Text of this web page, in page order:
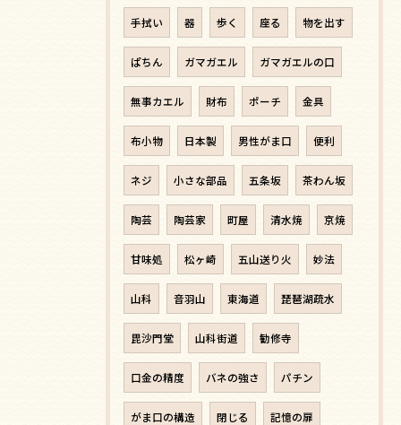
手拭い 器 歩く 座る 物を出す
ぱちん ガマガエル ガマガエルの口
無事カエル 財布 ポーチ 金具
布小物 日本製 男性がま口 便利
ネジ 小さな部品 五条坂 茶わん坂
陶芸 陶芸家 町屋 清水焼 京焼
甘味処 松ヶ崎 五山送り火 妙法
山科 音羽山 東海道 琵琶湖疏水
毘沙門堂 山科街道 勧修寺
口金の精度 バネの強さ パチン
がま口の構造 閉じる 記憶の扉